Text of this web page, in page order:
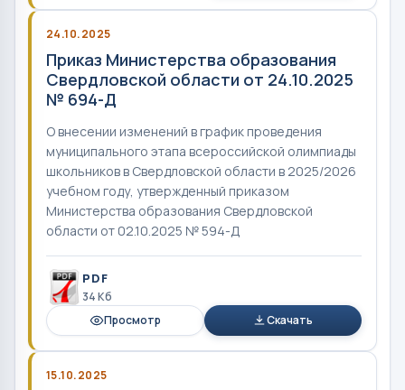
24.10.2025
Приказ Министерства образования
Свердловской области от 24.10.2025
№ 694-Д
О внесении изменений в график проведения
муниципального этапа всероссийской олимпиады
школьников в Свердловской области в 2025/2026
учебном году, утвержденный приказом
Министерства образования Свердловской
области от 02.10.2025 № 594-Д
PDF
34 Кб
Просмотр
Скачать
15.10.2025